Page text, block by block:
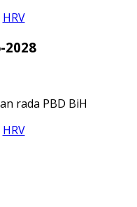
HRV
2028
rada PBD BiH
HRV